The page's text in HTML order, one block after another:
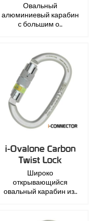
Овальный
алюминиевый карабин
с большим о..
i-Ovalone Carbon
Twist Lock
Широко
открывающийся
овальный карабин из..